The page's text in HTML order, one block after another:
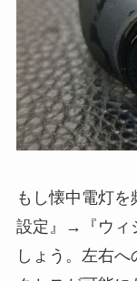
もし懐中電灯
設定』→『ウィ
しょう。左右